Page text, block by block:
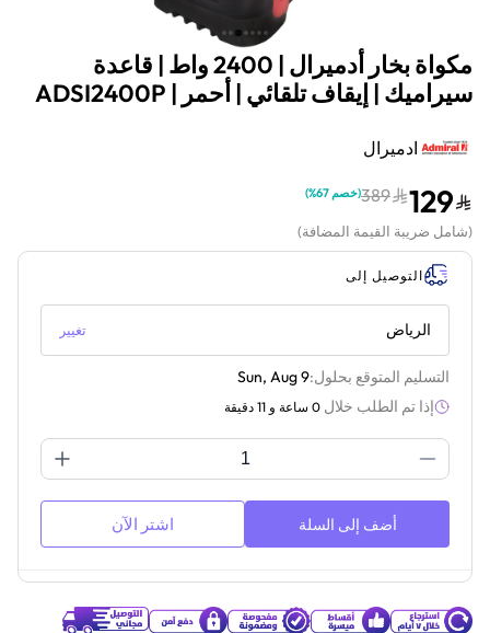
مكواة بخار أدميرال | 2400 واط | قاعدة
سيراميك | إيقاف تلقائي | أحمر | ADSI2400P
ادميرال
129
389
(خصم 67% )
(شامل ضريبة القيمة المضافة)
التوصيل إلى
الرياض تغيير
التسليم المتوقع بحلول:Sun, Aug 9
إذا تم الطلب خلال 0 ساعة و 11 دقيقة
أضف إلى السلة اشتر الآن